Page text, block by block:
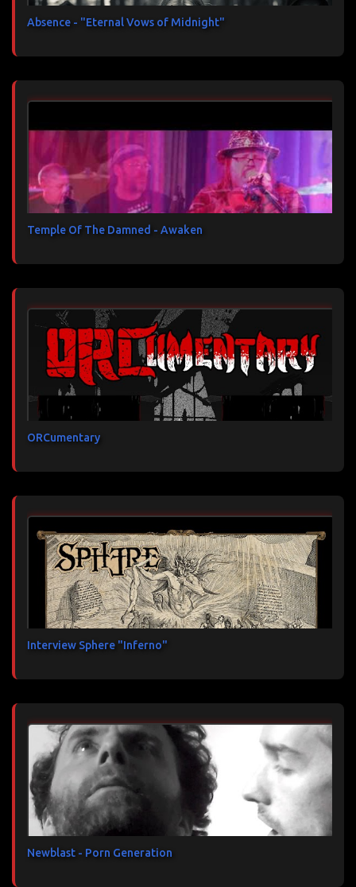
Absence - "Eternal Vows of Midnight"
Temple Of The Damned - Awaken
ORCumentary
Interview Sphere "Inferno"
Newblast - Porn Generation